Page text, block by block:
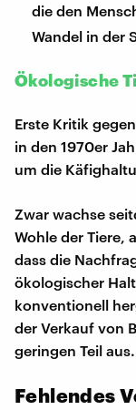
die den
Wandel in der
Ökologische
Erste Kritik
in den 1970er
um die
Zwar wachse
Wohle der Tiere,
dass die
ökologischer
konventionell
der Verkauf von
geringen Teil aus.
Fehlendes